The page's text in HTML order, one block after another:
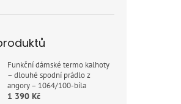
Funkční dámské termo kalhoty
– dlouhé spodní prádlo z
angory – 1064/100-bíla
1 390 Kč